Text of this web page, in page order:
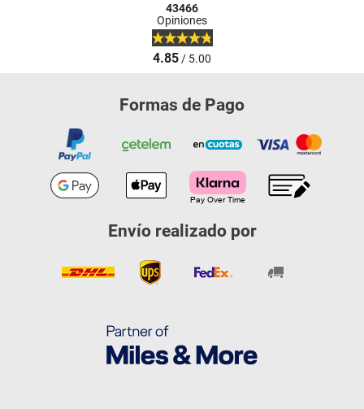
43466
Opiniones
4.85/ 5.00
Formas de Pago
Envío realizado por